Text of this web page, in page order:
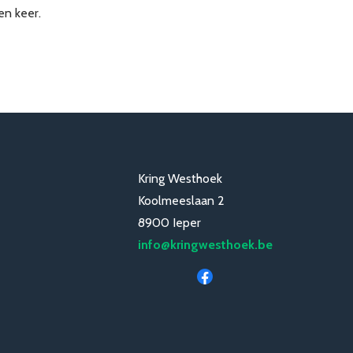
keer.
Kring Westhoek
Koolmeeslaan 2
8900 Ieper
info@kringwesthoek.be